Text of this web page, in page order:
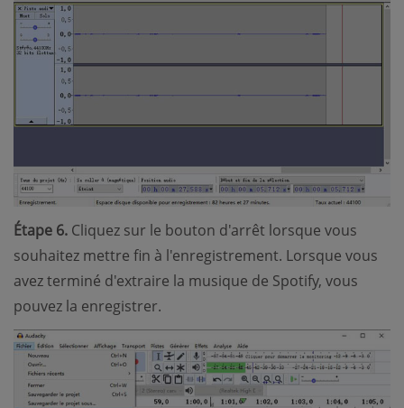
Étape 6. Cliquez sur le bouton d'arrêt lorsque vous
souhaitez mettre fin à l'enregistrement. Lorsque vous
avez terminé d'extraire la musique de Spotify, vous
pouvez la enregistrer.